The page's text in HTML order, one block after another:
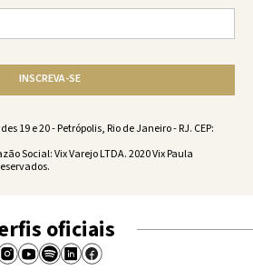
INSCREVA-SE
19 e 20 - Petrópolis, Rio de Janeiro - RJ. CEP:
Social: Vix Varejo LTDA. 2020 Vix Paula
oficiais